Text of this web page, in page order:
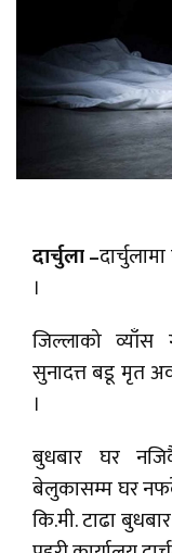
दार्चुला –
।
जिल्लाको व्याँस
सुनादत्त बडू मृत
।
बुधबार घर
बेलुकासम्म घर
कि.मी. टाढा